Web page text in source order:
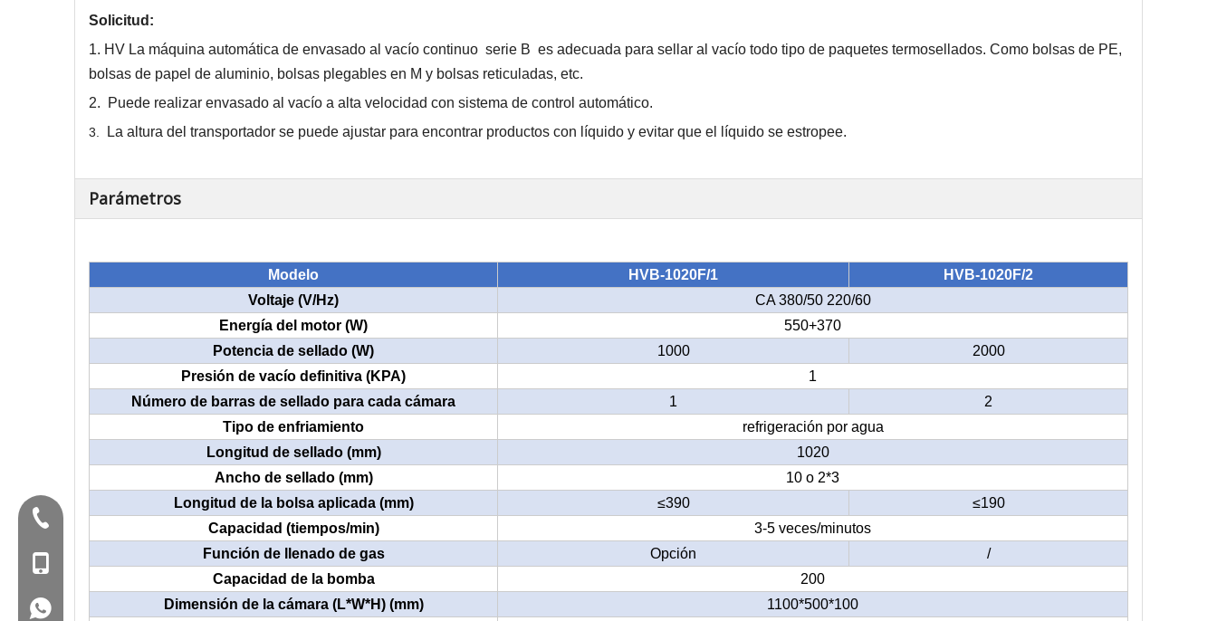
Solicitud:
1. HV La máquina automática de envasado al vacío continuo serie B es adecuada para sellar al vacío todo tipo de paquetes termosellados. Como bolsas de PE,
bolsas de papel de aluminio, bolsas plegables en M y bolsas reticuladas, etc.
2.
Puede realizar envasado al vacío a alta velocidad con sistema de control automático.
3. La altura del transportador se puede ajustar para encontrar productos con líquido y evitar que el líquido se estropee.
Parámetros
Modelo HVB-1020F/1
HVB-1020F/2
Voltaje (V/Hz)
CA 380/50 220/60
Energía del motor (W)
550+370
Potencia de sellado (W)
1000
2000
Presión de vacío definitiva (KPA)
1
Número de barras de sellado para cada cámara
1
2
Tipo de enfriamiento
refrigeración por agua
Longitud de sellado (mm)
1020
Ancho de sellado (mm)
10 o 2*3
Longitud de la bolsa aplicada (mm)
≤390
≤190
Capacidad (tiempos/min)
3-5 veces/minutos
Función de llenado de gas
Opción
/
Capacidad de la bomba
200
Dimensión de la cámara (L*W*H) (mm)
1100*500*100
Tel:+86-577-88627766
Mob: +86-18858715170
WA: 0086 18858715170